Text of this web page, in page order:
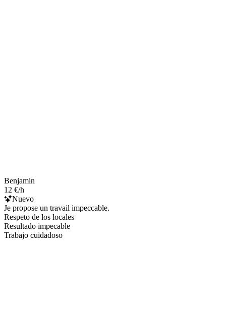
Benjamin
12 €/h
Nuevo
Je propose un travail impeccable.
Respeto de los locales
Resultado impecable
Trabajo cuidadoso